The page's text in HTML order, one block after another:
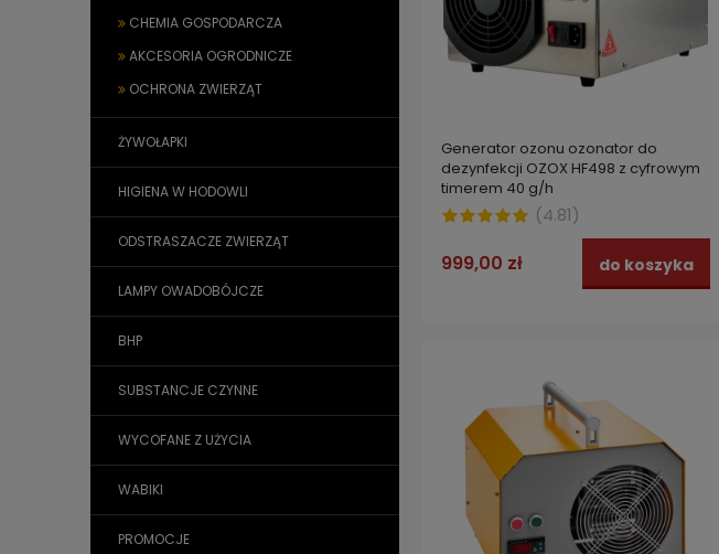
CHEMIA GOSPODARCZA
AKCESORIA OGRODNICZE
OCHRONA ZWIERZĄT
ŻYWOŁAPKI
HIGIENA W HODOWLI
ODSTRASZACZE ZWIERZĄT
LAMPY OWADOBÓJCZE
BHP
SUBSTANCJE CZYNNE
WYCOFANE Z UŻYCIA
WABIKI
PROMOCJE
Generator ozonu ozonator do
dezynfekcji OZOX HF498 z cyfrowym
timerem 40 g/h
(4.81)
999,00 zł do koszyka